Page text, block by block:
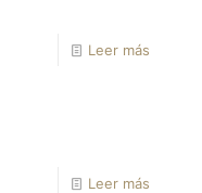
Leer más
Leer más